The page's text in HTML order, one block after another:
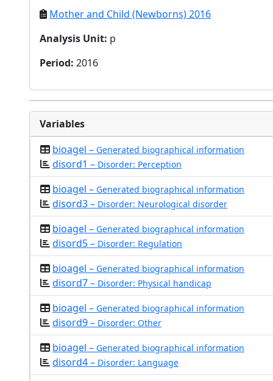
Mother and Child (Newborns) 2016
Analysis Unit: p
Period: 2016
Variables
bioagel – Generated biographical information
disord1 – Disorder: Perception
bioagel – Generated biographical information
disord3 – Disorder: Neurological disorder
bioagel – Generated biographical information
disord5 – Disorder: Regulation
bioagel – Generated biographical information
disord7 – Disorder: Physical handicap
bioagel – Generated biographical information
disord9 – Disorder: Other
bioagel – Generated biographical information
disord4 – Disorder: Language